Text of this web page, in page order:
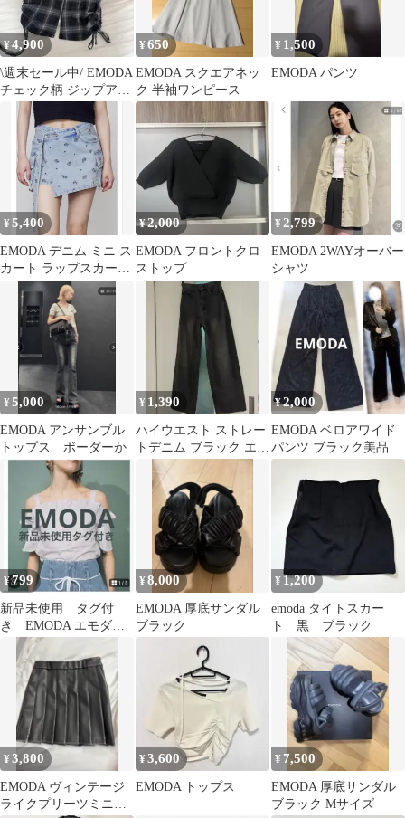
¥4,900
\週末セール中/ EMODA
チェック柄 ジップアッ
プ 半袖シャツ
¥650
EMODA スクエアネッ
ク 半袖ワンピース
¥ 1,500
EMODA パンツ
¥5,400
EMODA デニム ミニ ス
カート ラップスカート
Mサイズ
¥2,000
EMODA フロントクロ
ストップ
¥ 2,799
EMODA 2WAYオーバー
シャツ
¥5,000
EMODA アンサンブル
トップス ボーダーか
¥ 1,390
ハイウエスト ストレー
トデニム ブラック エモ
ダ EMODA
¥2,000
EMODA ベロアワイド
パンツ ブラック美品
¥799
新品未使用 タグ付
き EMODA エモダ
オフショルダー ストラ
イプ トップス
¥8,000
EMODA 厚底サンダル
ブラック
¥ 1,200
emoda タイトスカー
ト 黒 ブラック
¥3,800
EMODA ヴィンテージ
ライクプリーツミニス
¥3,600
EMODA トップス
¥ 7,500
EMODA 厚底サンダル
ブラック Mサイズ